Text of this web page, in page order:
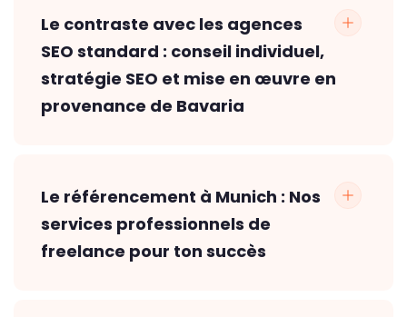
Le contraste avec les agences
SEO standard : conseil individuel,
stratégie SEO et mise en œuvre en
provenance de Bavaria
Le référencement à Munich : Nos
services professionnels de
freelance pour ton succès